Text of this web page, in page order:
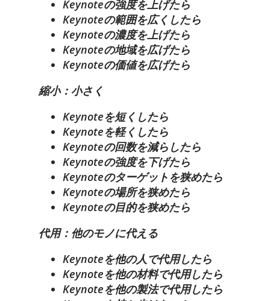
Keynoteの強度を上げたら
Keynoteの範囲を広くしたら
Keynoteの濃度を上げたら
Keynoteの地域を広げたら
Keynoteの価値を広げたら
縮小：小さく
Keynoteを短くしたら
Keynoteを軽くしたら
Keynoteの回数を減らしたら
Keynoteの強度を下げたら
Keynoteのターゲットを狭めたら
Keynoteの場所を狭めたら
Keynoteの目的を狭めたら
代用：他のモノに代える
Keynoteを他の人で代用したら
Keynoteを他の材料で代用したら
Keynoteを他の製法で代用したら